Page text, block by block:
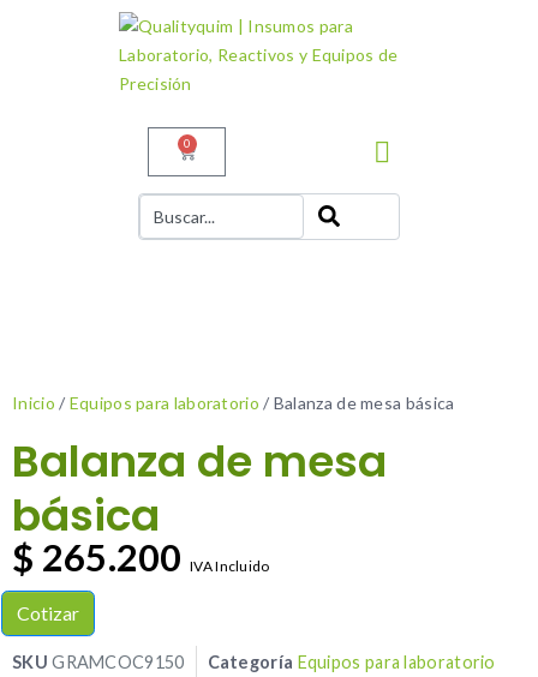
0
Inicio / Equipos para laboratorio / Balanza de mesa básica
Balanza de mesa
básica
$ 265.200 IVA Incluido
Cotizar
SKUGRAMCOC9150 Categoría Equipos para laboratorio